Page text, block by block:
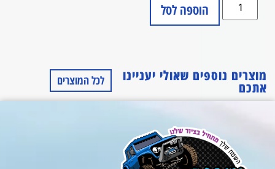
הוספה לסל
מוצרים נוספים שאולי יעניינו
אתכם לכל המוצרים